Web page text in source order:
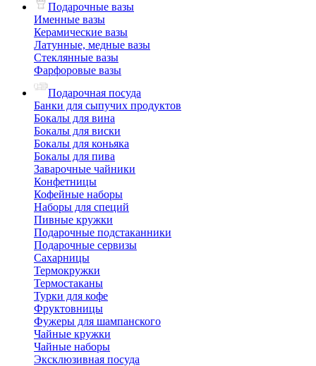
Подарочные вазы
Именные вазы
Керамические вазы
Латунные, медные вазы
Стеклянные вазы
Фарфоровые вазы
Подарочная посуда
Банки для сыпучих продуктов
Бокалы для вина
Бокалы для виски
Бокалы для коньяка
Бокалы для пива
Заварочные чайники
Конфетницы
Кофейные наборы
Наборы для специй
Пивные кружки
Подарочные подстаканники
Подарочные сервизы
Сахарницы
Термокружки
Термостаканы
Турки для кофе
Фруктовницы
Фужеры для шампанского
Чайные кружки
Чайные наборы
Эксклюзивная посуда